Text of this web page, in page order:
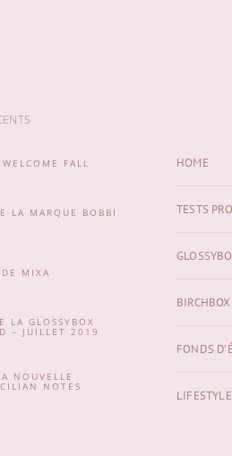
FALL
LA MARQUE BOBBI
MIXA
LA GLOSSYBOX
– JUILLET 2019
NOUVELLE
NOTES
HOME
TESTS
BIRCHBOX
FONDS
LIFESTYLE